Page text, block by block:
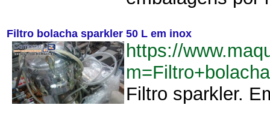
Filtro bolacha sparkler 50 L em inox
https://
Filtro sparkler.